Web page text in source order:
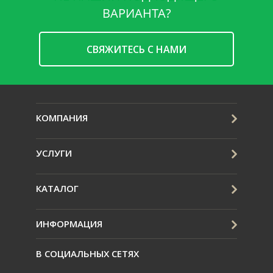
ВАРИАНТА?
CВЯЖИТЕСЬ С НАМИ
КОМПАНИЯ
УСЛУГИ
КАТАЛОГ
ИНФОРМАЦИЯ
В СОЦИАЛЬНЫХ СЕТЯХ